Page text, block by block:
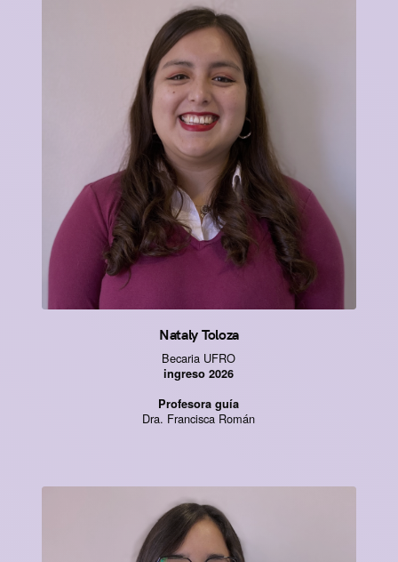
Nataly Toloza
Becaria UFRO
ingreso 2026
Profesora guía
Dra. Francisca Román